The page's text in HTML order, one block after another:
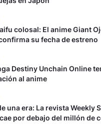
colosal: El anime Giant
su fecha de estreno
Destiny Unchain Online
al anime
una era: La revista Weekly
por debajo del millón de